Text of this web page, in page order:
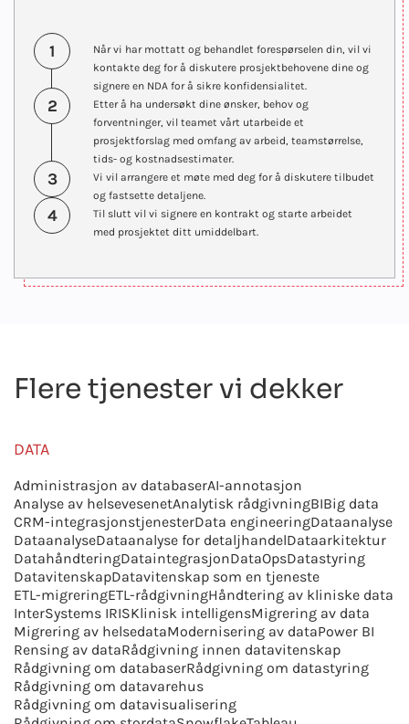
1
Når vi har mottatt og behandlet forespørselen din, vil vi
kontakte deg for å diskutere prosjektbehovene dine og
signere en NDA for å sikre konfidensialitet.
2
Etter å ha undersøkt dine ønsker, behov og
forventninger, vil teamet vårt utarbeide et
prosjektforslag med omfang av arbeid, teamstørrelse,
tids- og kostnadsestimater.
3
Vi vil arrangere et møte med deg for å diskutere tilbudet
og fastsette detaljene.
4
Til slutt vil vi signere en kontrakt og starte arbeidet
med prosjektet ditt umiddelbart.
Flere tjenester vi dekker
DATA
Administrasjon av databaserAI-annotasjon
Analyse av helsevesenetAnalytisk rådgivningBIBig data
CRM-integrasjonstjenesterData engineeringDataanalyse
DataanalyseDataanalyse for detaljhandelDataarkitektur
DatahåndteringDataintegrasjonDataOpsDatastyring
DatavitenskapDatavitenskap som en tjeneste
ETL-migreringETL-rådgivningHåndtering av kliniske data
InterSystems IRISKlinisk intelligensMigrering av data
Migrering av helsedataModernisering av dataPower BI
Rensing av dataRådgivning innen datavitenskap
Rådgivning om databaserRådgivning om datastyring
Rådgivning om datavarehus
Rådgivning om datavisualisering